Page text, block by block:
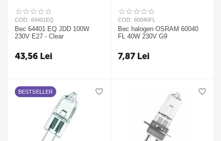
COD: 64401EQ
Bec 64401 EQ JDD 100W
230V E27 - Clear
43,56 Lei
COD: 60040FL
Bec halogen OSRAM 60040
FL 40W 230V G9
7,87 Lei
BESTSELLER